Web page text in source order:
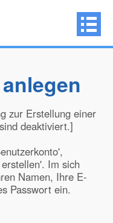
zur Erstellung einer
deaktiviert.]
Im sich
Namen, Ihre E-
Passwort ein.